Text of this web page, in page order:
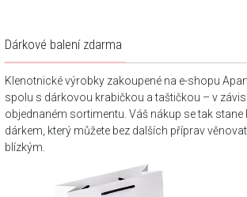
Dárkové balení zdarma
Klenotnické výrobky zakoupené na e-shopu
spolu s dárkovou krabičkou a taštičkou – v
objednaném sortimentu. Váš nákup se tak stane
dárkem, který můžete bez dalších příprav
blízkým.